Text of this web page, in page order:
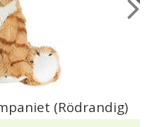
(Rödrandig)